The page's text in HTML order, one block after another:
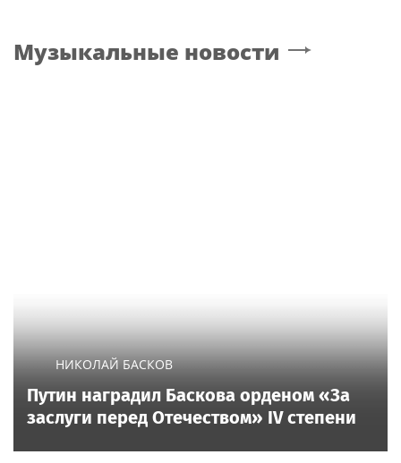
Музыкальные новости
НИКОЛАЙ БАСКОВ
Путин наградил Баскова орденом «За
заслуги перед Отечеством» IV степени